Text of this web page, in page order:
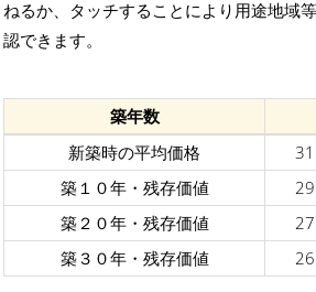
ねるか、タッチすることにより用途地域
認できます。
築年数
新築時の平均価格
築１０年・残存価値
築２０年・残存価値
築３０年・残存価値